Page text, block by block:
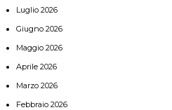
Luglio 2026
Giugno 2026
Maggio 2026
Aprile 2026
Marzo 2026
Febbraio 2026